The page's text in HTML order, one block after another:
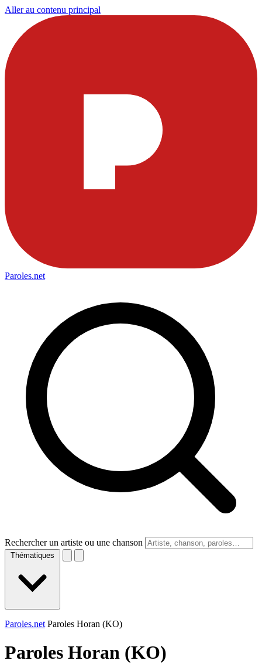
Aller au contenu principal
Paroles.net
Rechercher un artiste ou une chanson
Thématiques
Paroles.net Paroles Horan (KO)
Paroles Horan (KO)